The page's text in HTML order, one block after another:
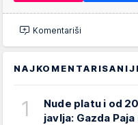
Komentariši
1
Nude platu i od
javlja: Gazda